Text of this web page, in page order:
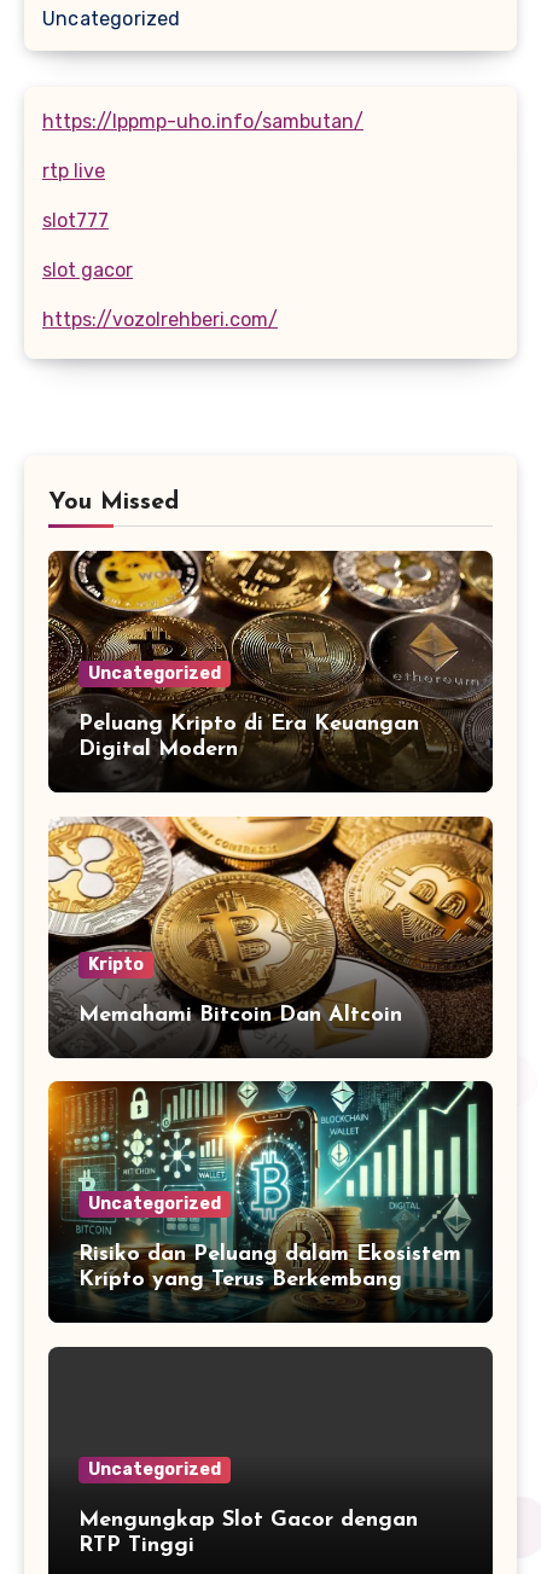
Uncategorized
https://lppmp-uho.info/sambutan/
rtp live
slot777
slot gacor
https://vozolrehberi.com/
You Missed
Uncategorized
Peluang Kripto di Era Keuangan
Digital Modern
Kripto
Memahami Bitcoin Dan Altcoin
Uncategorized
Risiko dan Peluang dalam Ekosistem
Kripto yang Terus Berkembang
Uncategorized
Mengungkap Slot Gacor dengan
RTP Tinggi